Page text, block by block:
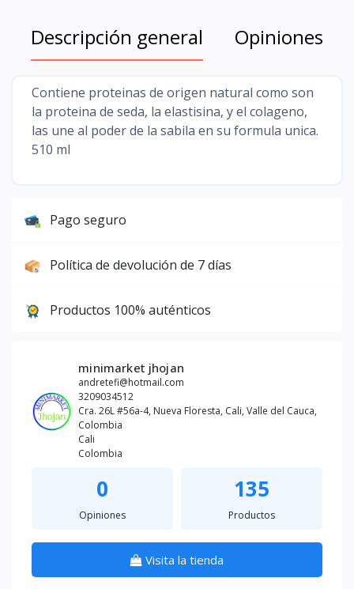
Descripción general Opiniones
Contiene proteinas de origen natural como son
la proteina de seda, la elastisina, y el colageno,
las une al poder de la sabila en su formula unica.
510 ml
Pago seguro
Política de devolución de 7 días
Productos 100% auténticos
minimarket jhojan
andretefi@hotmail.com
3209034512
Cra. 26L #56a-4, Nueva Floresta, Cali, Valle del Cauca,
Colombia
Cali
Colombia
0
Opiniones
135
Productos
Visita la tienda